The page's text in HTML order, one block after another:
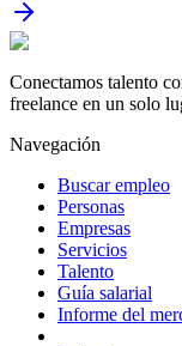
Conectamos talento
freelance en un solo
Navegación
Buscar empleo
Personas
Empresas
Servicios
Talento
Guía salarial
Informe del